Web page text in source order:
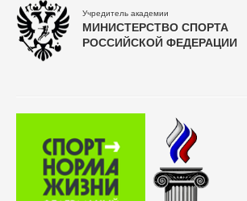
Учредитель академии
МИНИСТЕРСТВО СПОРТА
РОССИЙСКОЙ ФЕДЕРАЦИИ